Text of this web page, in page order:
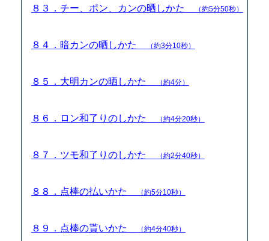
８３．チー、ポン、カンの晒しかた （約5分50秒）
８４．暗カンの晒しかた （約3分10秒）
８５．大明カンの晒しかた （約4分）
８６．ロン和了りのしかた （約4分20秒）
８７．ツモ和了りのしかた （約2分40秒）
８８．点棒の払いかた （約5分10秒）
８９．点棒の貰いかた （約4分40秒）